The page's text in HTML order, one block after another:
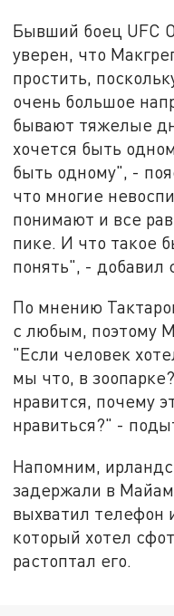
Бывший боец UFC
уверен, что
простить,
очень большое
бывают тяжелые
хочется быть
быть одному", -
что многие
понимают и все
пике. И что такое
понять", - добавил
По мнению
с любым, поэтому
"Если человек
мы что, в
нравится, почему
нравиться?" -
Напомним,
задержали в
выхватил телефон
который хотел
растоптал его.